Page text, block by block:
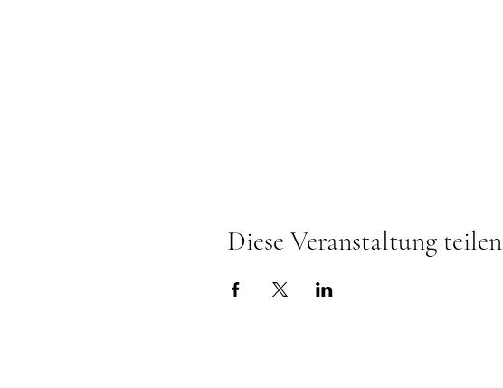
Diese Veranstaltung teilen